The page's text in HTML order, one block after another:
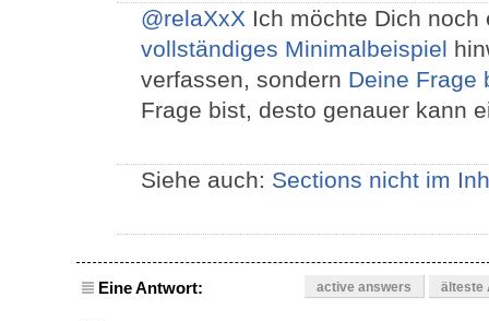
@relaXxX Ich möchte Dich
vollständiges Minimalbeispiel
verfassen, sondern Deine Frage
Frage bist, desto genauer kann
Siehe auch: Sections nicht im
Eine Antwort: active answers älteste